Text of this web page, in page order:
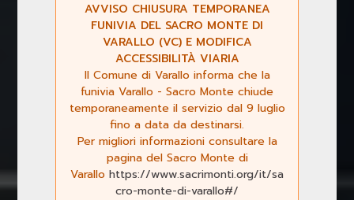
AVVISO CHIUSURA TEMPORANEA
FUNIVIA DEL SACRO MONTE DI
VARALLO (VC) E MODIFICA
ACCESSIBILITÀ VIARIA
Il Comune di Varallo informa che la
funivia Varallo - Sacro Monte chiude
temporaneamente il servizio dal 9 luglio
fino a data da destinarsi.
Per migliori informazioni consultare la
pagina del Sacro Monte di
Varallo https://www.sacrimonti.org/it/sa
cro-monte-di-varallo#/